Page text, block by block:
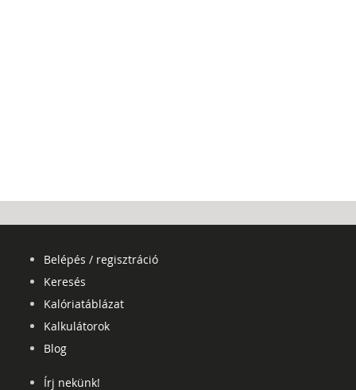
Belépés / regisztráció
Keresés
Kalóriatáblázat
Kalkulátorok
Blog
Írj nekünk!